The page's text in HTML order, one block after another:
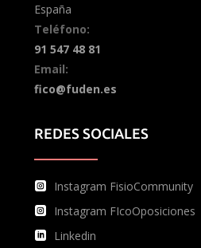
España
Teléfono:
91 547 48 81
Email:
fico@fuden.es
REDES SOCIALES
Instagram FisioCommunity
Instagram FIcoOposiciones
Linkedin